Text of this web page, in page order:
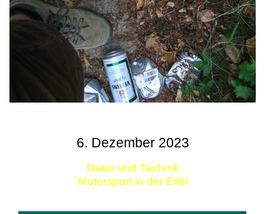
6. Dezember 2023
Natur und Technik
Motorsport in der Eifel